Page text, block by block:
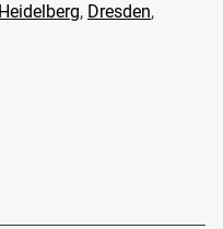
, Dresden,